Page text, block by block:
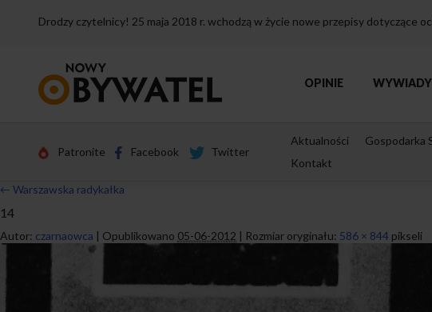
Drodzy czytelnicy! 25 maja 2018 r. wchodzą w życie nowe przepisy dotyczące
strony
OPINIE WYWIADY
Patronite Facebook Twitter
Aktualności Gospodarka
Kontakt
← Warszawska radykałka
14
Autor: czarnaowca | Opublikowano 05-06-2012 | Rozmiar oryginału: 586 × 844 pikseli